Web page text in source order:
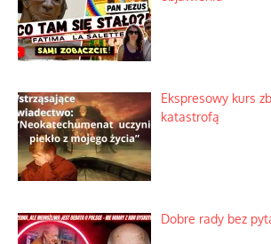
Ekspresowy kurs
katastrofą
Dobre rady bez